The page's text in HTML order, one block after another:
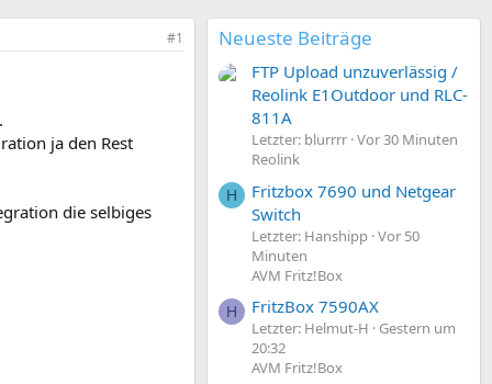
#1
ja den Rest
die selbiges
Neueste Beiträge
FTP Upload unzuverlässig /
Reolink E1Outdoor und RLC-
811A
Letzter: blurrrr Vor 30 Minuten
Reolink
H
Fritzbox 7690 und Netgear
Switch
Letzter: Hanshipp Vor 50
Minuten
AVM Fritz!Box
H FritzBox 7590AX
Letzter: Helmut-H
Gestern um
20:32
AVM Fritz!Box